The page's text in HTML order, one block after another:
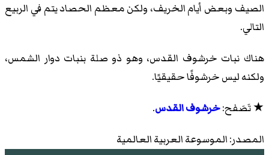
الصيف وبعض أيام الخريف، ولكن معظم الحصاد يتم في الربيع
التالي.
هناك نبات خرشوف القدس، وهو ذو صلة بنبات دوار الشمس،
ولكنه ليس خرشوفًا حقيقيًا.
★ تَصَفح:خرشوف القدس.
المصدر: الموسوعة العربية العالمية